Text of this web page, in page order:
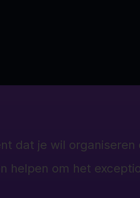
dat je wil organiseren
helpen om het